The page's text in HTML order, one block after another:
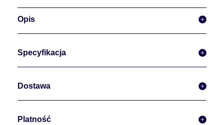
Opis
Specyfikacja
Dostawa
Platność